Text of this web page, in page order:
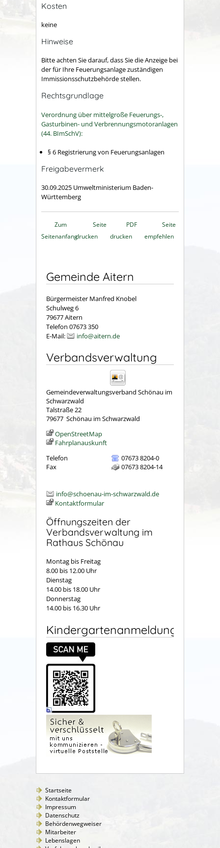
Kosten
keine
Hinweise
Bitte achten Sie darauf, dass Sie die Anzeige bei
der für Ihre Feuerungsanlage zuständigen
Immissionsschutzbehörde stellen.
Rechtsgrundlage
Verordnung über mittelgroße Feuerungs-,
Gasturbinen- und Verbrennungsmotoranlagen
(44. BImSchV):
§ 6 Registrierung von Feuerungsanlagen
Freigabevermerk
30.09.2025 Umweltministerium Baden-
Württemberg
Zum
Seitenanfang
Seite
drucken
PDF
drucken
Seite
empfehlen
Gemeinde Aitern
Bürgermeister Manfred Knobel
Schulweg 6
79677 Aitern
Telefon 07673 350
E-Mail:
info@aitern.de
Verbandsverwaltung
Gemeindeverwaltungsverband Schönau im
Schwarzwald
Talstraße 22
79677 Schönau im Schwarzwald
OpenStreetMap
Fahrplanauskunft
Telefon
07673 8204-0
Fax
07673 8204-14
info@schoenau-im-schwarzwald.de
Kontaktformular
Öffnungszeiten der
Verbandsverwaltung im
Rathaus Schönau
Montag bis Freitag
8.00 bis 12.00 Uhr
Dienstag
14.00 bis 18.00 Uhr
Donnerstag
14.00 bis 16.30 Uhr
Kindergartenanmeldung
Startseite
Kontaktformular
Impressum
Datenschutz
Behördenwegweiser
Mitarbeiter
Lebenslagen